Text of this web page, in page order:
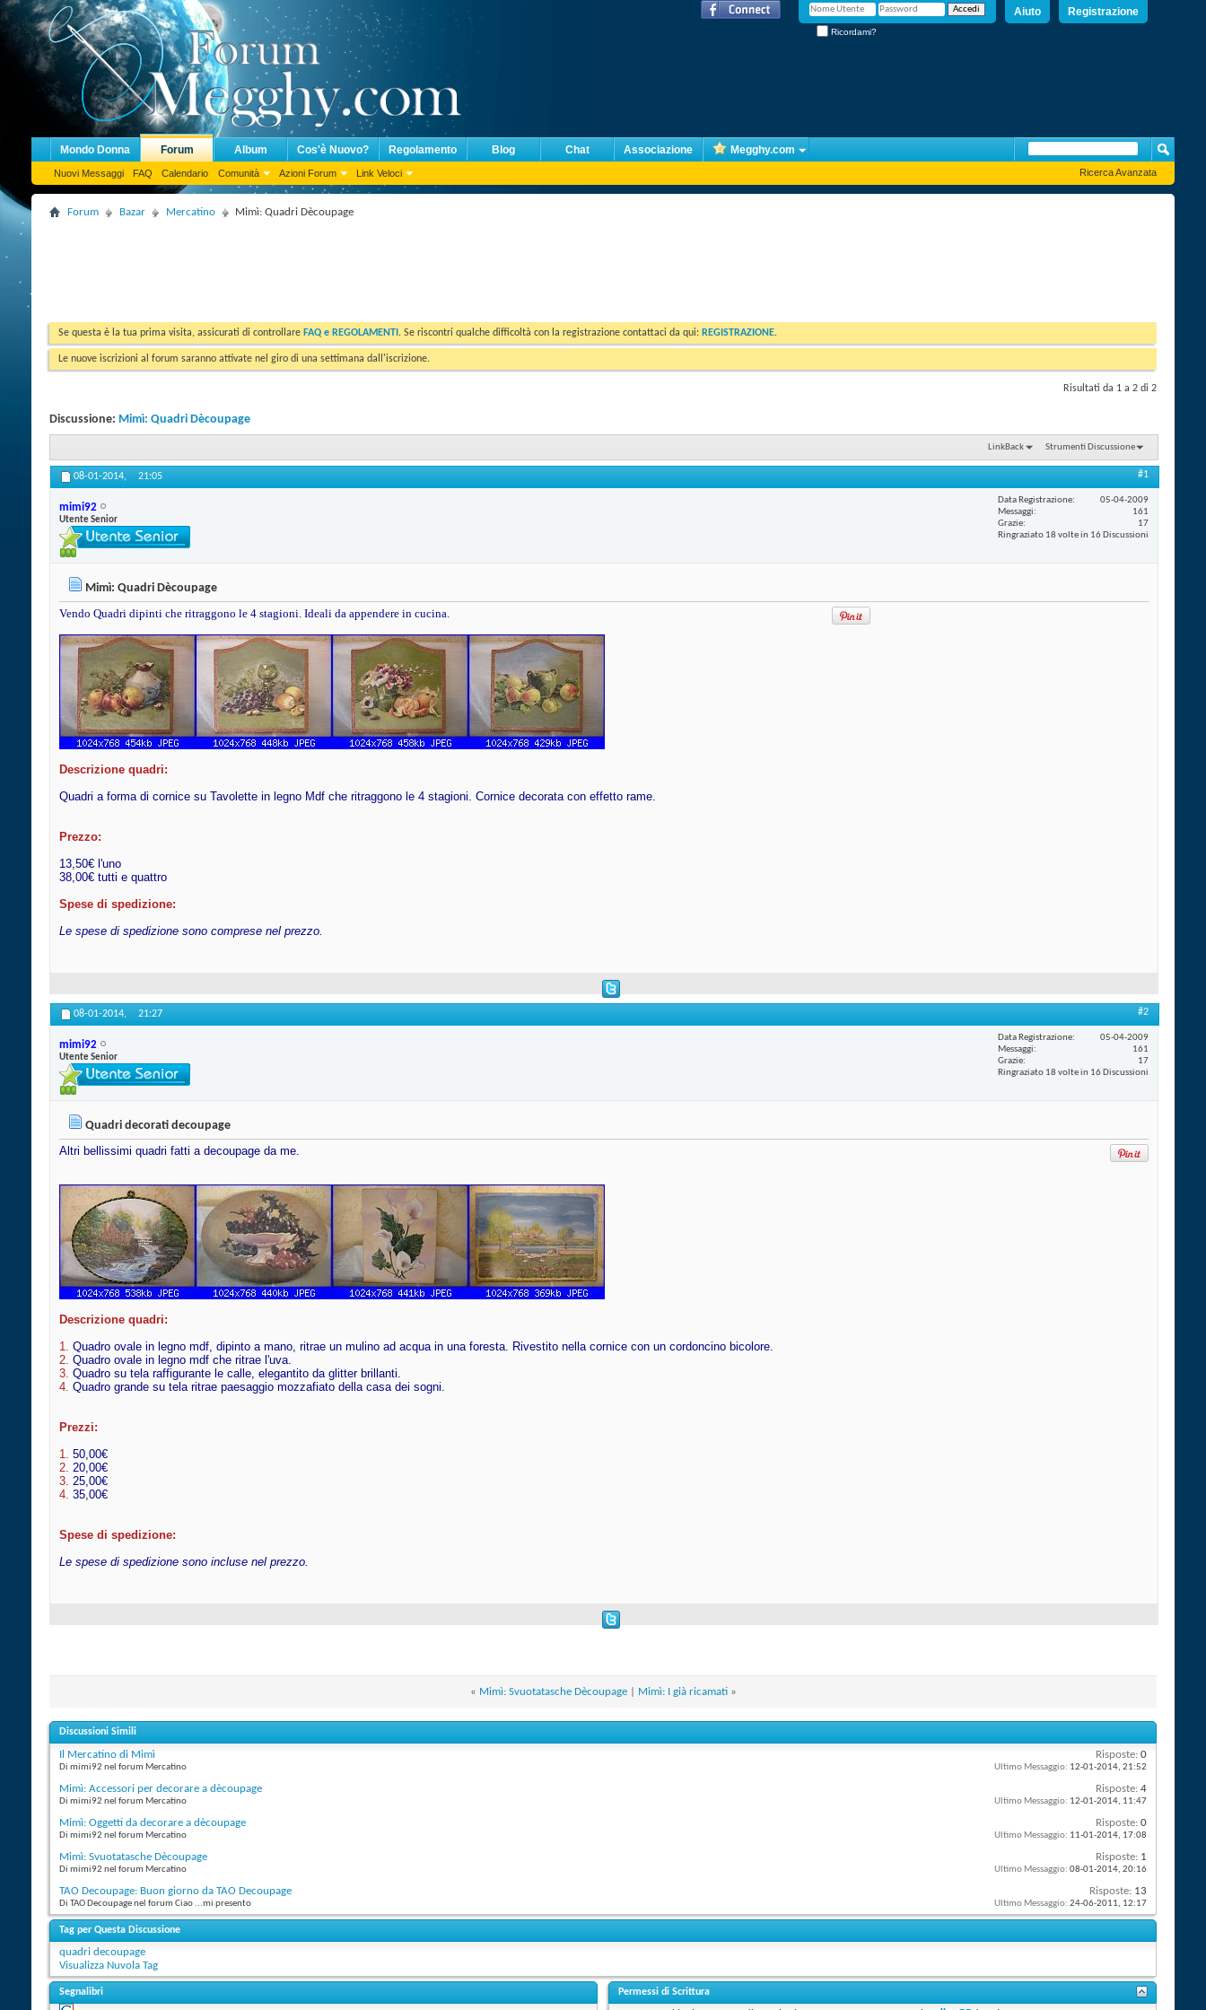
Registrazione
Aiuto
Ricordami?
Mondo Donna Forum
Nuovi Messaggi FAQ Calendario Comunità Azioni Forum Link Veloci
Album Cos'è Nuovo? Regolamento Blog Chat Associazione Megghy.com
Ricerca Avanzata
Forum Bazar Mercatino Mimì: Quadri Dècoupage
Se questa è la tua prima visita, assicurati di controllare FAQ e REGOLAMENTI . Se riscontri qualche difficoltà con la registrazione contattaci da qui: REGISTRAZIONE.
Le nuove iscrizioni al forum saranno attivate nel giro di una settimana dall'iscrizione.
Risultati da 1 a 2 di 2
Discussione: Mimì: Quadri Dècoupage
LinkBack Strumenti Discussione
08-01-2014, 21:05 #1
mimi92
Utente Senior
Data Registrazione
05-04-2009
Messaggi
161
Grazie
17
Ringraziato 18 volte in 16 Discussioni
Mimì: Quadri Dècoupage
Vendo Quadri dipinti che ritraggono le 4 stagioni. Ideali da appendere in cucina.
Descrizione quadri:
Quadri a forma di cornice su Tavolette in legno Mdf che ritraggono le 4 stagioni. Cornice decorata con effetto rame.
Prezzo:
13,50€ l'uno
38,00€ tutti e quattro
Spese di spedizione:
Le spese di spedizione sono comprese nel prezzo.
08-01-2014, 21:27 #2
mimi92
Utente Senior
Data Registrazione
05-04-2009
Messaggi
161
Grazie
17
Ringraziato 18 volte in 16 Discussioni
Quadri decorati decoupage
Altri bellissimi quadri fatti a decoupage da me.
Descrizione quadri:
1. Quadro ovale in legno mdf, dipinto a mano, ritrae un mulino ad acqua in una foresta. Rivestito nella cornice con un cordoncino bicolore.
2. Quadro ovale in legno mdf che ritrae l'uva.
3. Quadro su tela raffigurante le calle, elegantito da glitter brillanti.
4. Quadro grande su tela ritrae paesaggio mozzafiato della casa dei sogni.
Prezzi:
1. 50,00€
2. 20,00€
3. 25,00€
4. 35,00€
Spese di spedizione:
Le spese di spedizione sono incluse nel prezzo.
« Mimì: Svuotatasche Dècoupage| Mimì: I già ricamati »
Discussioni Simili
Il Mercatino di Mimì
Di mimi92 nel forum Mercatino
Risposte: 0
Ultimo Messaggio: 12-01-2014, 21:52
Mimì: Accessori per decorare a dècoupage
Di mimi92 nel forum Mercatino
Risposte: 4
Ultimo Messaggio: 12-01-2014, 11:47
Mimì: Oggetti da decorare a dècoupage
Di mimi92 nel forum Mercatino
Risposte: 0
Ultimo Messaggio: 11-01-2014, 17:08
Mimì: Svuotatasche Dècoupage
Di mimi92 nel forum Mercatino
Risposte: 1
Ultimo Messaggio: 08-01-2014, 20:16
TAO Decoupage: Buon giorno da TAO Decoupage
Di TAO Decoupage nel forum Ciao ...mi presento
Risposte: 13
Ultimo Messaggio: 24-06-2011, 12:17
Tag per Questa Discussione
quadri decoupage
Visualizza Nuvola Tag
Segnalibri Permessi di Scrittura